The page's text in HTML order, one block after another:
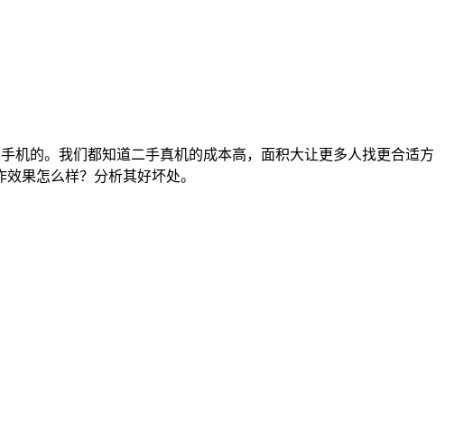
机的。我们都知道二手真机的成本高，面积大让更多人找更合适方
效果怎么样？分析其好坏处。